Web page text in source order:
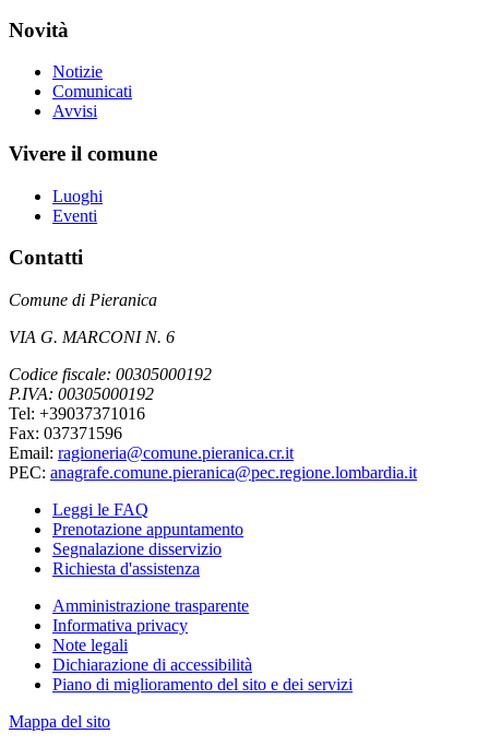
Novità
Notizie
Comunicati
Avvisi
Vivere il comune
Luoghi
Eventi
Contatti
Comune di Pieranica
VIA G. MARCONI N. 6
Codice fiscale: 00305000192
P.IVA: 00305000192
Tel: +39037371016
Fax: 037371596
Email: ragioneria@comune.pieranica.cr.it
PEC: anagrafe.comune.pieranica@pec.regione.lombardia.it
Leggi le FAQ
Prenotazione appuntamento
Segnalazione disservizio
Richiesta d'assistenza
Amministrazione trasparente
Informativa privacy
Note legali
Dichiarazione di accessibilità
Piano di miglioramento del sito e dei servizi
Mappa del sito